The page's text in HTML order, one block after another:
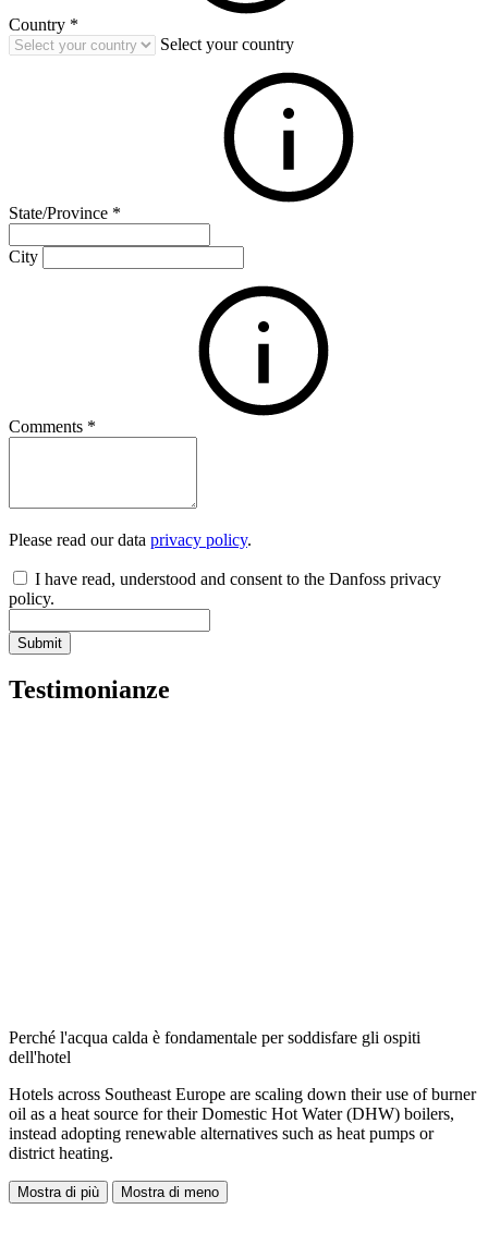
Country *
Select your country
State/Province *
City
Comments *
Please read our data privacy policy.
I have read, understood and consent to the Danfoss privacy
policy.
Submit
Testimonianze
Perché l'acqua calda è fondamentale per soddisfare gli ospiti
dell'hotel
Hotels across Southeast Europe are scaling down their use of burner
oil as a heat source for their Domestic Hot Water (DHW) boilers,
instead adopting renewable alternatives such as heat pumps or
district heating.
Mostra di più Mostra di meno